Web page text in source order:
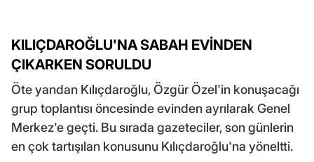
KILIÇDAROĞLU'NA SABAH EVİNDEN
ÇIKARKEN SORULDU
Öte yandan Kılıçdaroğlu, Özgür Özel'in konuşacağı
grup toplantısı öncesinde evinden ayrılarak Genel
Merkez'e geçti. Bu sırada gazeteciler, son günlerin
en çok tartışılan konusunu Kılıçdaroğlu'na yöneltti.